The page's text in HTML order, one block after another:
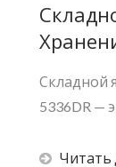
Складной
5336DR —
Читать